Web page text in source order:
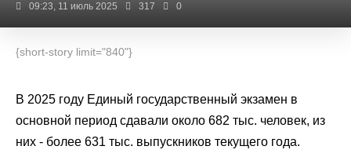
09:23, 11 июль 2025
317 0
{short-story limit="840"}
В 2025 году Единый государственный экзамен в
основной период сдавали около 682 тыс. человек, из
них - более 631 тыс. выпускников текущего года.